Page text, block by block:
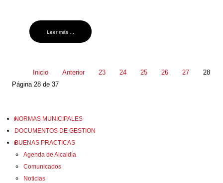
Leer más ...
Inicio Anterior 23 24 25 26 27
28
Página 28 de 37
NORMAS MUNICIPALES
DOCUMENTOS DE GESTION
BUENAS PRACTICAS
Agenda de Alcaldía
Comunicados
Noticias